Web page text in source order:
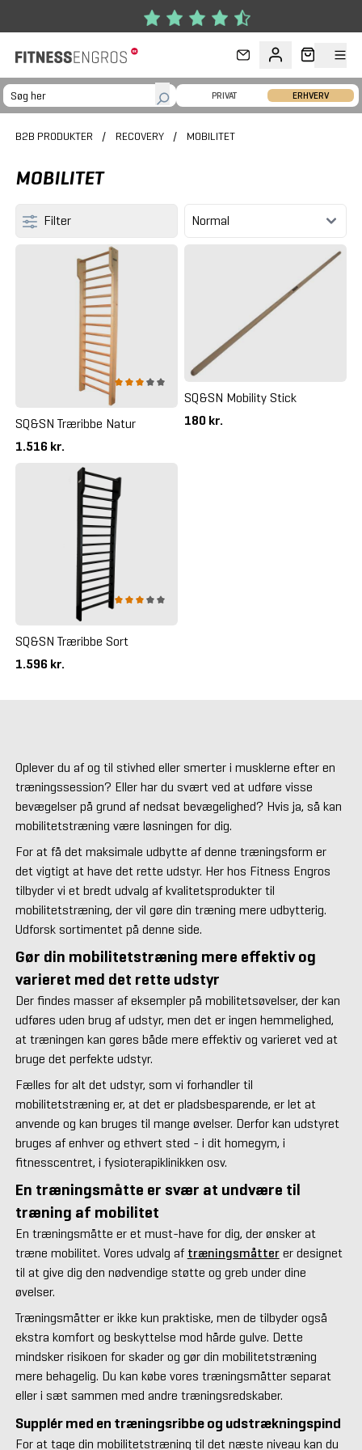
PRIVAT ERHVERV
B2B PRODUKTER / RECOVERY / MOBILITET
MOBILITET
Filter
SQ&SN Træribbe Natur
1.516 kr.
SQ&SN Mobility Stick
180 kr.
SQ&SN Træribbe Sort
1.596 kr.
Oplever du af og til stivhed eller smerter i musklerne efter en
træningssession? Eller har du svært ved at udføre visse
bevægelser på grund af nedsat bevægelighed? Hvis ja, så kan
mobilitetstræning være løsningen for dig.
For at få det maksimale udbytte af denne træningsform er
det vigtigt at have det rette udstyr. Her hos Fitness Engros
tilbyder vi et bredt udvalg af kvalitetsprodukter til
mobilitetstræning, der vil gøre din træning mere udbytterig.
Udforsk sortimentet på denne side.
Gør din mobilitetstræning mere effektiv og
varieret med det rette udstyr
Der findes masser af eksempler på mobilitetsøvelser, der kan
udføres uden brug af udstyr, men det er ingen hemmelighed,
at træningen kan gøres både mere effektiv og varieret ved at
bruge det perfekte udstyr.
Fælles for alt det udstyr, som vi forhandler til
mobilitetstræning er, at det er pladsbesparende, er let at
anvende og kan bruges til mange øvelser. Derfor kan udstyret
bruges af enhver og ethvert sted - i dit homegym, i
fitnesscentret, i fysioterapiklinikken osv.
En træningsmåtte er svær at undvære til
træning af mobilitet
En træningsmåtte er et must-have for dig, der ønsker at
træne mobilitet. Vores udvalg af træningsmåtterer designet
til at give dig den nødvendige støtte og greb under dine
øvelser.
Træningsmåtter er ikke kun praktiske, men de tilbyder også
ekstra komfort og beskyttelse mod hårde gulve. Dette
mindsker risikoen for skader og gør din mobilitetstræning
mere behagelig. Du kan købe vores træningsmåtter separat
eller i sæt sammen med andre træningsredskaber.
Supplér med en træningsribbe og udstrækningspind
For at tage din mobilitetstræning til det næste niveau kan du